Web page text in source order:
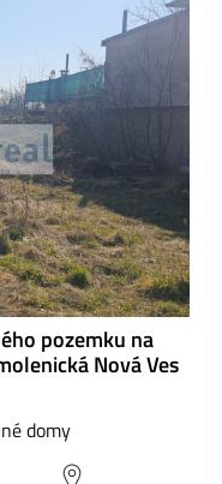
pozemku na
Nová Ves
domy